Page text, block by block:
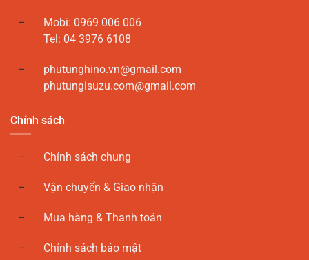
Mobi: 0969 006 006
Tel: 04 3976 6108
phutunghino.vn@gmail.com
phutungisuzu.com@gmail.com
Chính sách
Chính sách chung
Vận chuyển & Giao nhận
Mua hàng & Thanh toán
Chính sách bảo mật